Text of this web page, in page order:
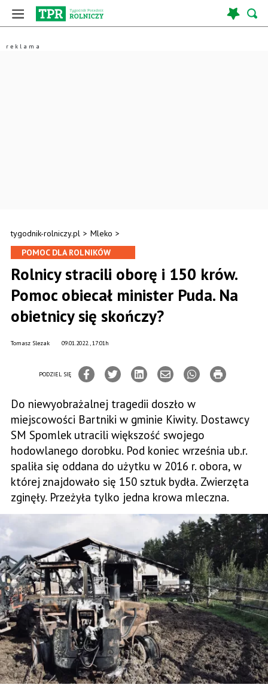
tygodnik-rolniczy.pl > Mleko >
POMOC DLA ROLNIKÓW
Rolnicy stracili oborę i 150 krów.
Pomoc obiecał minister Puda. Na
obietnicy się skończy?
09.01.2022., 17:01h
Tomasz Slezak
PODZIEL SIĘ
Do niewyobrażalnej tragedii doszło w
miejscowości Bartniki w gminie Kiwity. Dostawcy
SM Spomlek utracili większość swojego
hodowlanego dorobku. Pod koniec września ub.r.
spaliła się oddana do użytku w 2016 r. obora, w
której znajdowało się 150 sztuk bydła. Zwierzęta
zginęły. Przeżyła tylko jedna krowa mleczna.